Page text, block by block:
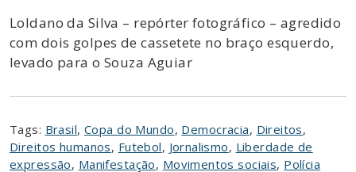
Loldano da Silva – repórter fotográfico – agredido
com dois golpes de cassetete no braço esquerdo,
levado para o Souza Aguiar
Tags: Brasil, Copa do Mundo, Democracia, Direitos,
Direitos humanos, Futebol, Jornalismo, Liberdade de
expressão, Manifestação, Movimentos sociais, Polícia